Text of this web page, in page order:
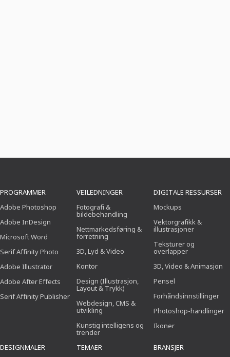
PROGRAMMER
Adobe Photoshop
Adobe InDesign
Microsoft Word
Serif Affinity Photo
Adobe Illustrator
Adobe After Effects
Serif Affinity Publisher
VEILEDNINGER
Fotografi &
bildebehandling
Nettmarkedsføring &
forretning
3D, Lyd & Video
Kontor
Design (Illustrasjon,
Layout & Trykk)
Webdesign, CMS &
utvikling
Kunstig intelligens og
trender
DIGITALE RESSURSER
Mockups
Vektorgrafikk &
illustrasjoner
Teksturer og
overlapper
3D, Video & Animasjon
Pensel
Forhåndsinnstillinger
Photoshop-handlinger
Ikoner
DESIGNMALER
TEMAER
BRANSJER